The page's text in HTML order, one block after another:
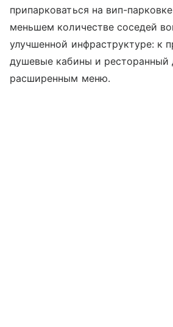
припарковаться на вип-
меньшем количестве соседей
улучшенной инфраструктуре: к
душевые кабины и ресторанный
расширенным меню.